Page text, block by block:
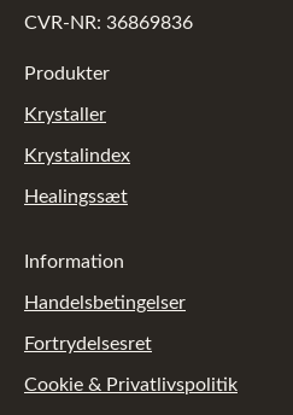
CVR-NR: 36869836
Produkter
Krystaller
Krystalindex
Healingssæt
Information
Handelsbetingelser
Fortrydelsesret
Cookie & Privatlivspolitik